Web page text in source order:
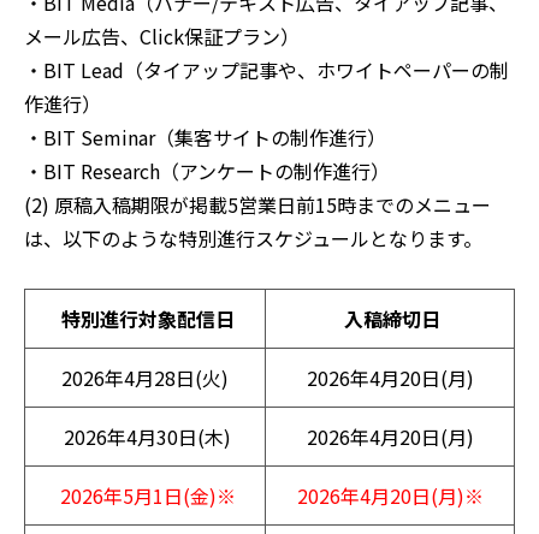
媒体資料ダウンロード
企画資料ダウンロード
活用事例
ブログ
メール広告、Click保証プラン）
・BIT Lead（タイアップ記事や、ホワイトペーパーの制
作進行）
・BIT Seminar（集客サイトの制作進行）
・BIT Research（アンケートの制作進行）
(2) 原稿入稿期限が掲載5営業日前15時までのメニュー
は、以下のような特別進行スケジュールとなります。
特別進行対象配信日 入稿締切日
2026年4月28日(火) 2026年4月20日(月)
2026年4月30日(木) 2026年4月20日(月)
2026年5月1日(金)※ 2026年4月20日(月)※